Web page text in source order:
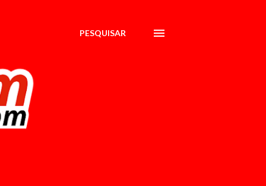
PESQUISAR